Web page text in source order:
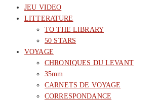
JEU VIDEO
LITTERATURE
TO THE LIBRARY
50 STARS
VOYAGE
CHRONIQUES DU LEVANT
35mm
CARNETS DE VOYAGE
CORRESPONDANCE